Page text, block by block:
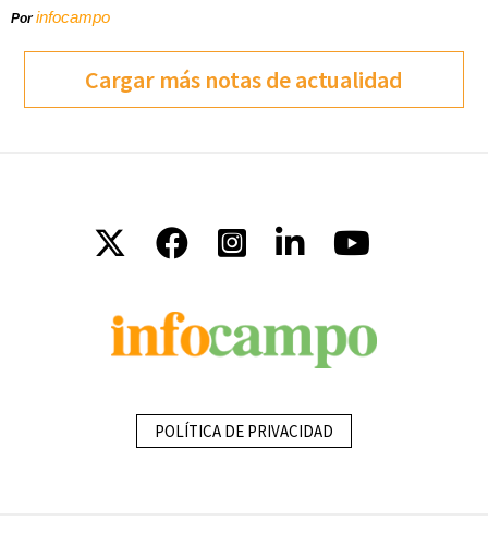
Porinfocampo
Cargar más notas de actualidad
POLÍTICA DE PRIVACIDAD